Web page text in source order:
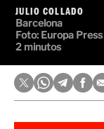
JULIO COLLADO
Barcelona
Foto: Europa Press
2 minutos